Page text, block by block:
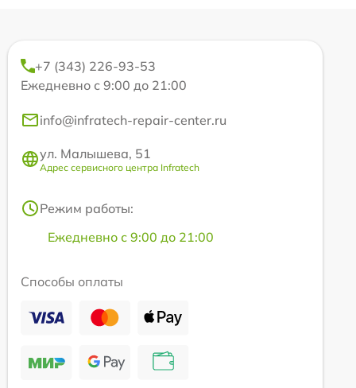
+7 (343) 226-93-53
Ежедневно с 9:00 до 21:00
info@infratech-repair-center.ru
ул. Малышева, 51
Адрес сервисного центра Infratech
Режим работы:
Ежедневно с 9:00 до 21:00
Способы оплаты